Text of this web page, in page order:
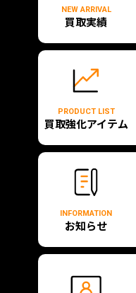
NEW ARRIVAL
買取実績
PRODUCT LIST
買取強化アイテム
INFORMATION
お知らせ